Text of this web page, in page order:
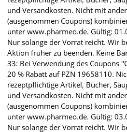
und Versandkosten. Nicht mit
(ausgenommen Coupons)
unter www.pharmeo.de. Gültig:
Nur solange der Vorrat reicht. Wir
Aktion früher zu beenden. Keine
33: Bei Verwendung des Coupons
20 % Rabatt auf PZN 19658110.
rezeptpflichtige Artikel, Bücher,
und Versandkosten. Nicht mit
(ausgenommen Coupons)
unter www.pharmeo.de. Gültig:
Nur solange der Vorrat reicht. Wir